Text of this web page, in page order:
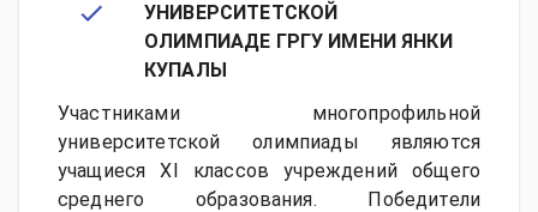
УНИВЕРСИТЕТСКОЙ
ОЛИМПИАДЕ ГРГУ ИМЕНИ ЯНКИ
КУПАЛЫ
Участниками многопрофильной
университетской олимпиады являются
учащиеся XI классов учреждений общего
среднего образования. Победители